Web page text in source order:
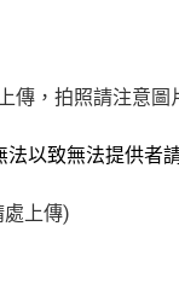
，拍照請注意
法以致無法提供者
上傳)